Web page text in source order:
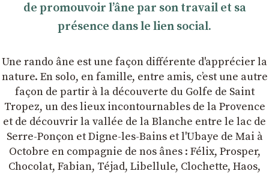
de promouvoir lʼâne par son travail et sa
présence dans le lien social.
Une rando âne est une façon différente d'apprécier la
nature. En solo, en famille, entre amis, cʼest une autre
façon de partir à la découverte du Golfe de Saint
Tropez, un des lieux incontournables de la Provence
et de découvrir la vallée de la Blanche entre le lac de
Serre-Ponçon et Digne-les-Bains et l'Ubaye de Mai à
Octobre en compagnie de nos ânes : Félix, Prosper,
Chocolat, Fabian, Téjad, Libellule, Clochette, Haos,